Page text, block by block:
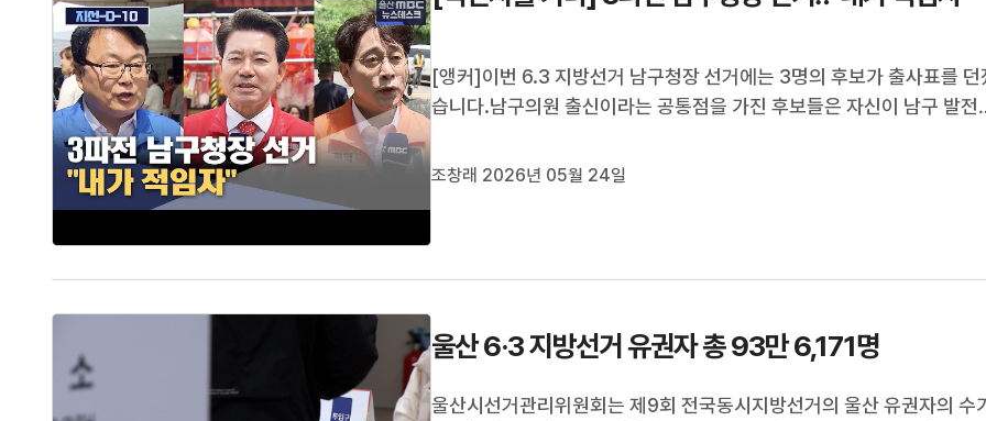
[앵커]이번 6.3 지방선거 남구청장 선거에는 3명의 후보가 출사표를 던
습니다.남구의원 출신이라는 공통점을 가진 후보들은 자신이 남구 발전
조창래 기자가 다녀왔습니다.[리포트]지난주 진보당과의 후보 단일화 경
조창래 2026년 05월 24일
울산 6·3 지방선거 유권자 총 93만 6,171명
울산시선거관리위원회는 제9회 전국동시지방선거의 울산 유권자의 수